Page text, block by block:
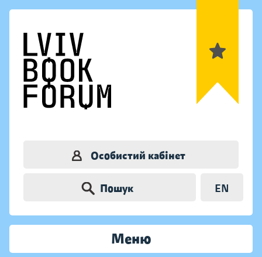
Особистий кабінет
Пошук EN
Меню